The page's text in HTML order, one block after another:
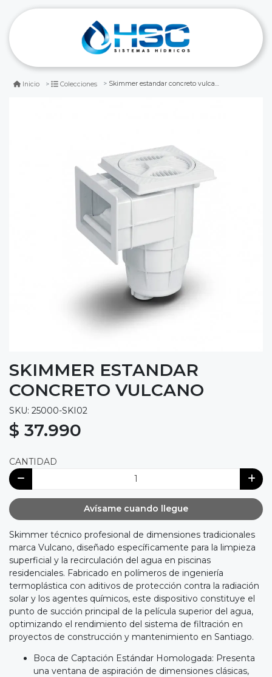
Inicio Colecciones Skimmer estandar concreto vulcano
SKIMMER ESTANDAR
CONCRETO VULCANO
SKU: 25000-SKI02
$ 37.990
CANTIDAD
Avísame cuando llegue
Skimmer técnico profesional de dimensiones tradicionales
marca Vulcano, diseñado específicamente para la limpieza
superficial y la recirculación del agua en piscinas
residenciales. Fabricado en polímeros de ingeniería
termoplástica con aditivos de protección contra la radiación
solar y los agentes químicos, este dispositivo constituye el
punto de succión principal de la película superior del agua,
optimizando el rendimiento del sistema de filtración en
proyectos de construcción y mantenimiento en Santiago.
Boca de Captación Estándar Homologada: Presenta
una ventana de aspiración de dimensiones clásicas,